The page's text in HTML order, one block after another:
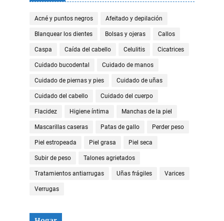
Acné y puntos negros Afeitado y depilación
Blanquear los dientes Bolsas y ojeras Callos
Caspa Caída del cabello Celulitis Cicatrices
Cuidado bucodental Cuidado de manos
Cuidado de piernas y pies Cuidado de uñas
Cuidado del cabello Cuidado del cuerpo
Flacidez Higiene íntima Manchas de la piel
Mascarillas caseras Patas de gallo Perder peso
Piel estropeada Piel grasa Piel seca
Subir de peso Talones agrietados
Tratamientos antiarrugas Uñas frágiles Varices
Verrugas